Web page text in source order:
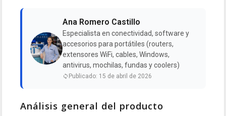
Ana Romero Castillo
Especialista en conectividad, software y
accesorios para portátiles (routers,
extensores WiFi, cables, Windows,
antivirus, mochilas, fundas y coolers)
Publicado: 15 de abril de 2026
Análisis general del producto